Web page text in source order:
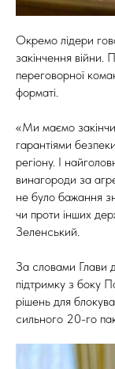
Окремо лідери
закінчення війни.
переговорної
форматі.
«Ми маємо
гарантіями
регіону. І
винагороди за
не було бажання
чи проти інших
Зеленський.
За словами Глави
підтримку з боку
рішень для
сильного 20-го